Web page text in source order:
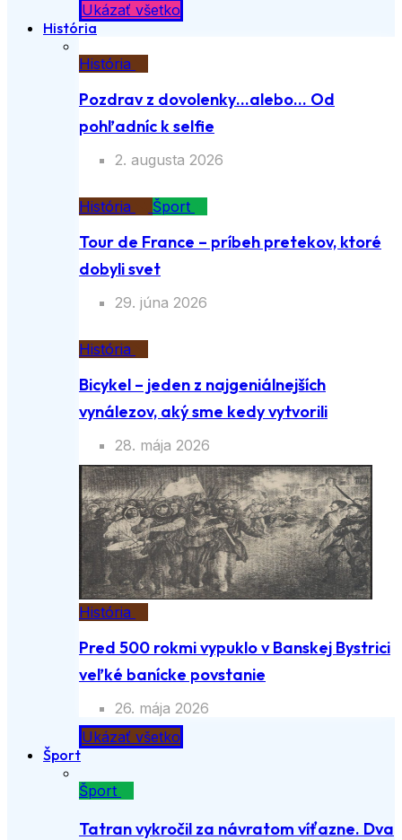
Ukázať všetko
História
História
Pozdrav z dovolenky…alebo… Od
pohľadníc k selfie
2. augusta 2026
História Šport
Tour de France – príbeh pretekov, ktoré
dobyli svet
29. júna 2026
História
Bicykel – jeden z najgeniálnejších
vynálezov, aký sme kedy vytvorili
28. mája 2026
História
Pred 500 rokmi vypuklo v Banskej Bystrici
veľké banícke povstanie
26. mája 2026
Ukázať všetko
Šport
Šport
Tatran vykročil za návratom víťazne. Dva